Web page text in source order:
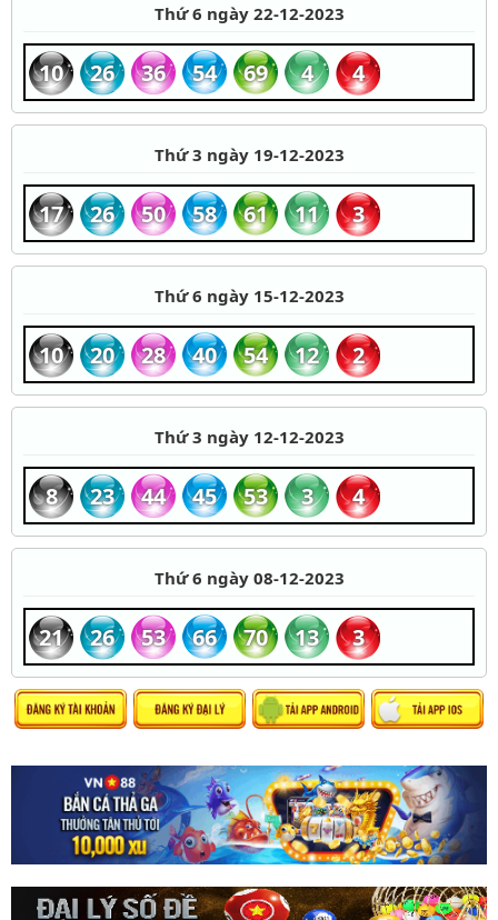
Thứ 6 ngày 22-12-2023
10 26 36 54 69 4 4
Thứ 3 ngày 19-12-2023
17 26 50 58 61 11 3
Thứ 6 ngày 15-12-2023
10 20 28 40 54 12 2
Thứ 3 ngày 12-12-2023
8 23 44 45 53 3 4
Thứ 6 ngày 08-12-2023
21 26 53 66 70 13 3